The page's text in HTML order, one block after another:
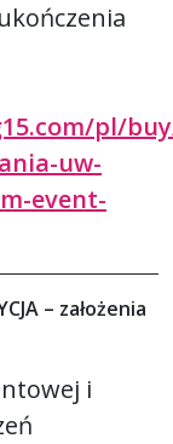
pl/
uw-
event-
– założenia
i